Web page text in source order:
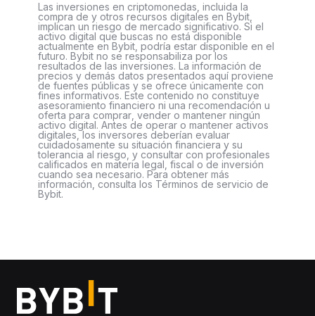
Las inversiones en criptomonedas, incluida la
compra de y otros recursos digitales en Bybit,
implican un riesgo de mercado significativo. Si el
activo digital que buscas no está disponible
actualmente en Bybit, podría estar disponible en el
futuro. Bybit no se responsabiliza por los
resultados de las inversiones. La información de
precios y demás datos presentados aquí proviene
de fuentes públicas y se ofrece únicamente con
fines informativos. Este contenido no constituye
asesoramiento financiero ni una recomendación u
oferta para comprar, vender o mantener ningún
activo digital. Antes de operar o mantener activos
digitales, los inversores deberían evaluar
cuidadosamente su situación financiera y su
tolerancia al riesgo, y consultar con profesionales
calificados en materia legal, fiscal o de inversión
cuando sea necesario. Para obtener más
información, consulta los Términos de servicio de
Bybit.